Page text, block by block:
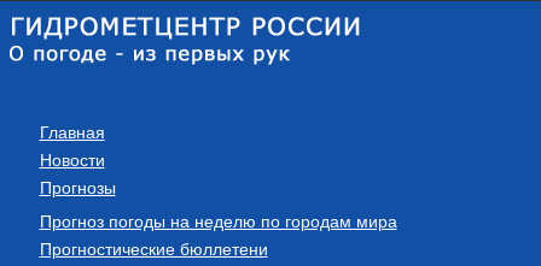
Главная
Новости
Прогнозы
Прогноз погоды на неделю по городам мира
Прогностические бюллетени